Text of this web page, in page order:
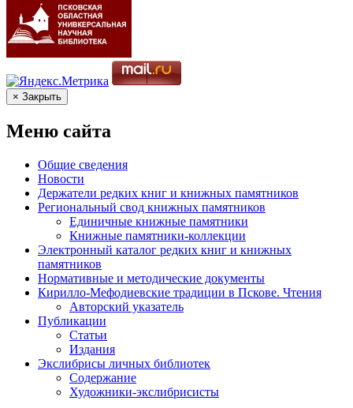
× Закрыть
Меню сайта
Общие сведения
Новости
Держатели редких книг и книжных памятников
Региональный свод книжных памятников
Единичные книжные памятники
Книжные памятники-коллекции
Электронный каталог редких книг и книжных
памятников
Нормативные и методические документы
Кирилло-Мефодиевские традиции в Пскове. Чтения
Авторский указатель
Публикации
Статьи
Издания
Экслибрисы личных библиотек
Содержание
Художники-экслибрисисты